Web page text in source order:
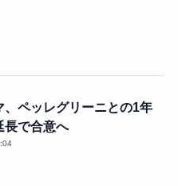
、ペッレグリーニとの1年
長で合意へ